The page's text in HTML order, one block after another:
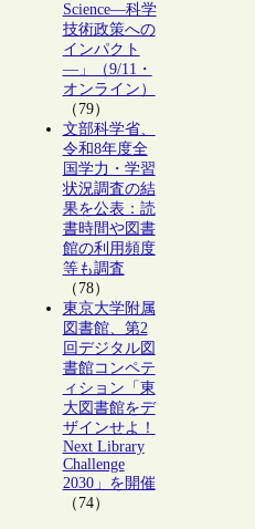
Science―科学
技術政策への
インパクト
―」（9/11・
オンライン）
（79）
文部科学省、
令和8年度全
国学力・学習
状況調査の結
果を公表：読
書時間や図書
館の利用頻度
等も調査
（78）
東京大学附属
図書館、第2
回デジタル図
書館コンペテ
ィション「東
大図書館をデ
ザインせよ！
Next Library
Challenge
2030」を開催
（74）